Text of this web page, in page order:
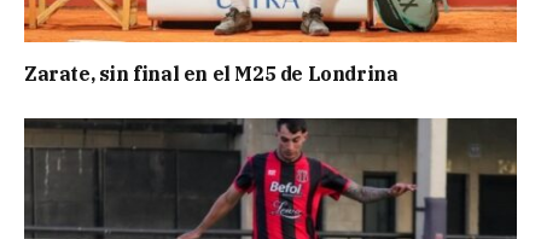
Zarate, sin final en el M25 de Londrina